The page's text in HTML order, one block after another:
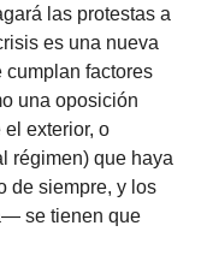
las protestas a
es una nueva
cumplan factores
una oposición
exterior, o
régimen) que haya
de siempre, y los
se tienen que